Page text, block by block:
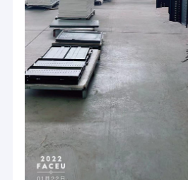
Ipad ladend kabinet
Tablet het laden karretje
USB die kabinet laden
Veelvoudig Laptop Opslagkabinet
Chromebook Ladend Kabinet
Het kabinet van de tabletopslag
fabrikant en serviceprovider met de
oplaadwagenindustrie. Als fabriek
aangeboden.
3. Bedrijfsfilosofie:
De bedrijfsfilosofie omvat